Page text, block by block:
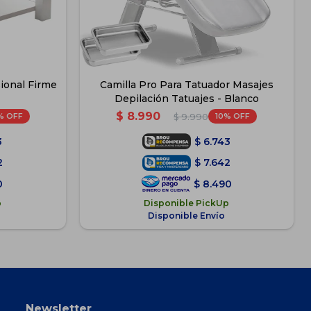
Firme
Camilla Pro Para Tatuador Masajes
Depilación Tatuajes - Blanco
$ 8.990 $ 9.990 10
$ 6.743
$ 7.642
$ 8.490
Disponible PickUp
Disponible Envío